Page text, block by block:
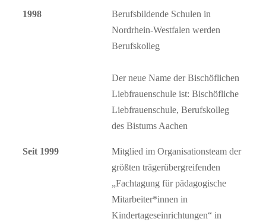
1998
Berufsbildende Schulen in
Nordrhein-Westfalen werden
Berufskolleg
Der neue Name der Bischöflichen
Liebfrauenschule ist: Bischöfliche
Liebfrauenschule, Berufskolleg
des Bistums Aachen
Seit 1999
Mitglied im Organisationsteam der
größten trägerübergreifenden
„Fachtagung für pädagogische
Mitarbeiter*innen in
Kindertageseinrichtungen“ in